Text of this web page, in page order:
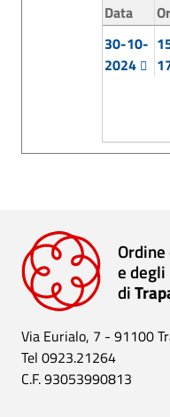
Data
30-10-
2024
e
di
Via Eurialo, 7 - 91100
Tel 0923.21264
C.F. 93053990813